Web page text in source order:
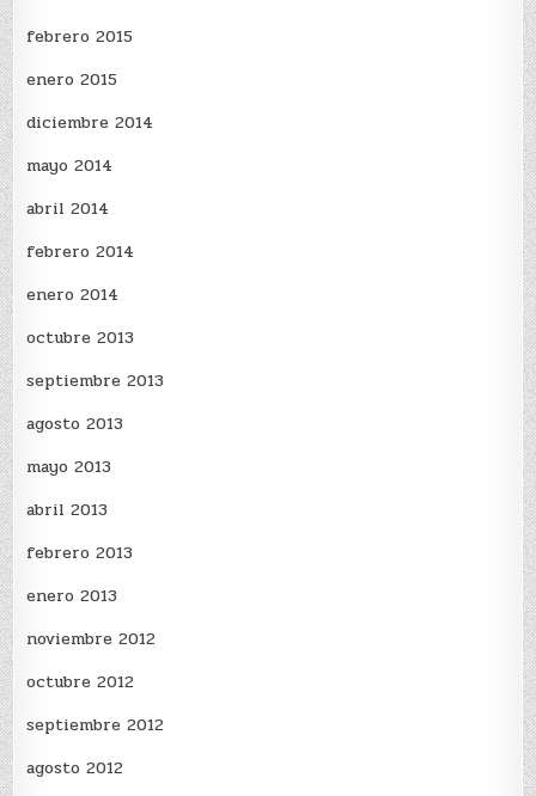
febrero 2015
enero 2015
diciembre 2014
mayo 2014
abril 2014
febrero 2014
enero 2014
octubre 2013
septiembre 2013
agosto 2013
mayo 2013
abril 2013
febrero 2013
enero 2013
noviembre 2012
octubre 2012
septiembre 2012
agosto 2012